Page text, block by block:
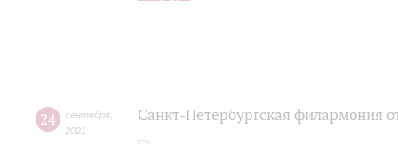
24 сентября
2021
Санкт-Петербургская филармония